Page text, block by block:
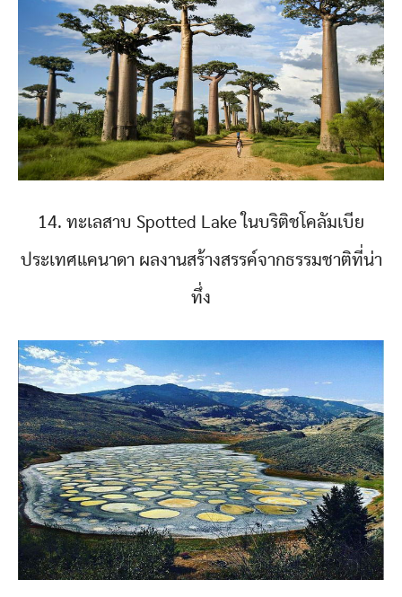
14. ทะเลสาบ Spotted Lake ในบริติชโคลัมเบีย
ประเทศแคนาดา ผลงานสร้างสรรค์จากธรรมชาติที่น่า
ทึ่ง